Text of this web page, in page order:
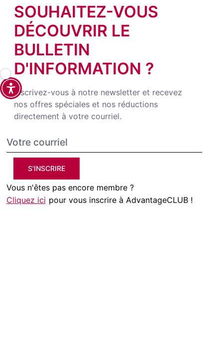
SOUHAITEZ-VOUS
DÉCOUVRIR LE
BULLETIN
D'INFORMATION ?
Inscrivez-vous à notre newsletter et recevez
nos offres spéciales et nos réductions
directement à votre courriel.
S'INSCRIRE
Vous n'êtes pas encore membre ?
Cliquez ici pour vous inscrire à AdvantageCLUB !